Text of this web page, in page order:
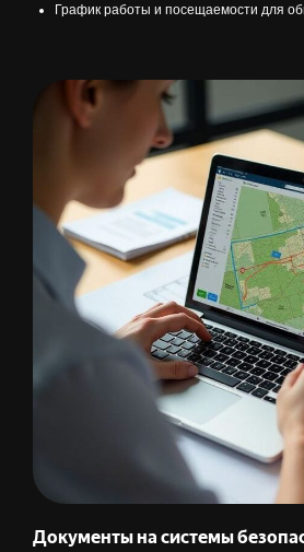
График работы и посещаемости для
Документы на системы